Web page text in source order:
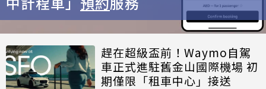
趕在超級盃前！Waymo自駕
車正式進駐舊金山國際機場 初
期僅限「租車中心」接送